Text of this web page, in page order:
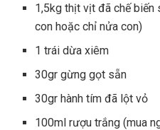
1,5kg thịt vịt đã chế biến
con hoặc chỉ nửa con)
1 trái dừa xiêm
30gr gừng gọt sẵn
30gr hành tím đã lột vỏ
100ml rượu trắng (mua